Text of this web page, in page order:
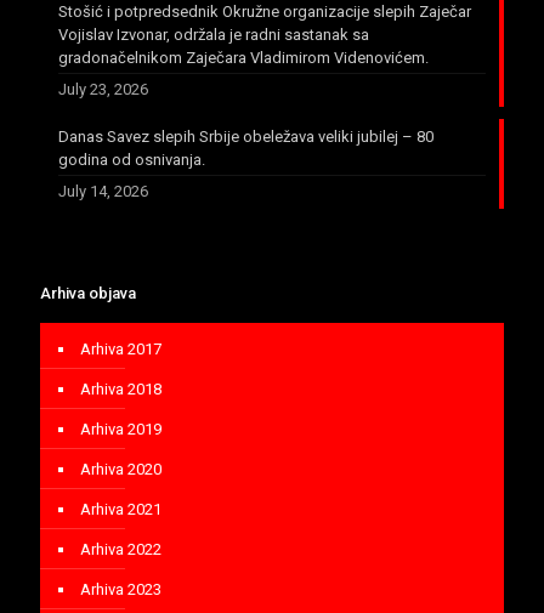
Stošić i potpredsednik Okružne organizacije slepih Zaječar
Vojislav Izvonar, održala je radni sastanak sa
gradonačelnikom Zaječara Vladimirom Videnovićem.
July 23, 2026
Danas Savez slepih Srbije obeležava veliki jubilej – 80
godina od osnivanja.
July 14, 2026
Arhiva objava
Arhiva 2017
Arhiva 2018
Arhiva 2019
Arhiva 2020
Arhiva 2021
Arhiva 2022
Arhiva 2023